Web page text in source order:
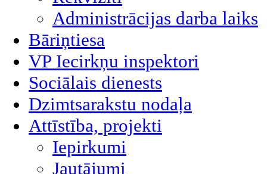
Administrācijas darba laiks
Bāriņtiesa
VP Iecirkņu inspektori
Sociālais dienests
Dzimtsarakstu nodaļa
Attīstība, projekti
Iepirkumi
Jautājumi